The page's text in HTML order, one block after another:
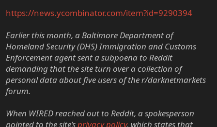
https://news.ycombinator.com/item?id=9290394
Earlier this month, a Baltimore Department of
Homeland Security (DHS) Immigration and Customs
Enforcement agent sent a subpoena to Reddit
demanding that the site turn over a collection of
personal data about five users of the r/darknetmarkets
forum.
When WIRED reached out to Reddit, a spokesperson
pointed to the site’sprivacy policy, which states that